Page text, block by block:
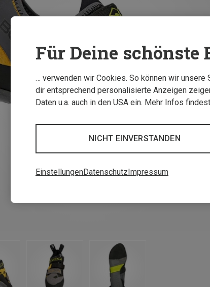
Für Deine schönste
… verwenden wir Cookies. So können wir
dir entsprechend personalisierte Anzeigen
Daten u.a. auch in den USA ein. Mehr Infos
NICHT EINVERSTANDEN
EinstellungenDatenschutz Impressum